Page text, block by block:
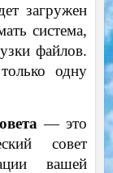
загружен
система,
файлов.
одну
— это
совет
вашей